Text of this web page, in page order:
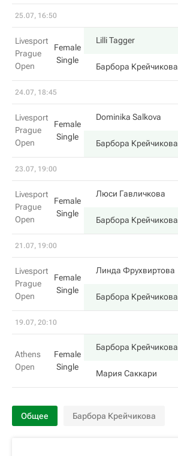
25.07, 16:50
Livesport
Prague
Open
Female
Single
Lilli Tagger
Барбора Крейчикова
24.07, 18:45
Livesport
Prague
Open
Female
Single
Dominika Salkova
Барбора Крейчикова
23.07, 19:00
Livesport
Prague
Open
Female
Single
Люси Гавличкова
Барбора Крейчикова
21.07, 19:00
Livesport
Prague
Open
Female
Single
Линда Фрухвиртова
Барбора Крейчикова
19.07, 20:10
Athens
Open
Female
Single
Барбора Крейчикова
Мария Саккари
Общее Барбора Крейчикова